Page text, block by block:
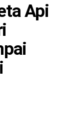
Api